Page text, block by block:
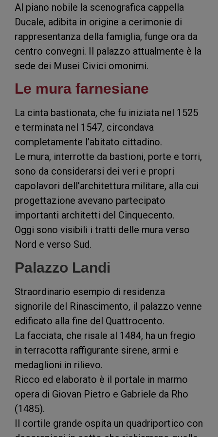
Al piano nobile la scenografica cappella
Ducale, adibita in origine a cerimonie di
rappresentanza della famiglia, funge ora da
centro convegni. Il palazzo attualmente è la
sede dei Musei Civici omonimi.
Le mura farnesiane
La cinta bastionata, che fu iniziata nel 1525
e terminata nel 1547, circondava
completamente l’abitato cittadino.
Le mura, interrotte da bastioni, porte e torri,
sono da considerarsi dei veri e propri
capolavori dell’architettura militare, alla cui
progettazione avevano partecipato
importanti architetti del Cinquecento.
Oggi sono visibili i tratti delle mura verso
Nord e verso Sud.
Palazzo Landi
Straordinario esempio di residenza
signorile del Rinascimento, il palazzo venne
edificato alla fine del Quattrocento.
La facciata, che risale al 1484, ha un fregio
in terracotta raffigurante sirene, armi e
medaglioni in rilievo.
Ricco ed elaborato è il portale in marmo
opera di Giovan Pietro e Gabriele da Rho
(1485).
Il cortile grande ospita un quadriportico con